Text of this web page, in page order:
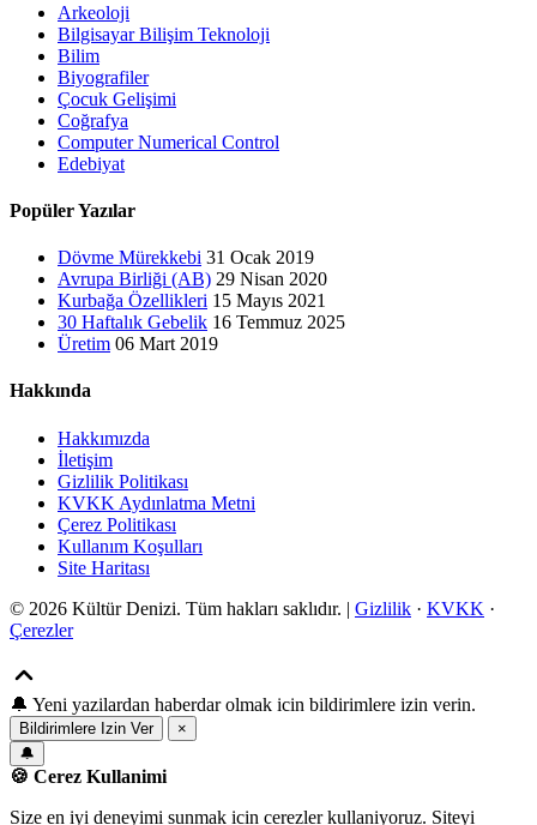
Arkeoloji
Bilgisayar Bilişim Teknoloji
Bilim
Biyografiler
Çocuk Gelişimi
Coğrafya
Computer Numerical Control
Edebiyat
Popüler Yazılar
Dövme Mürekkebi 31 Ocak 2019
Avrupa Birliği (AB) 29 Nisan 2020
Kurbağa Özellikleri 15 Mayıs 2021
30 Haftalık Gebelik 16 Temmuz 2025
Üretim 06 Mart 2019
Hakkında
Hakkımızda
İletişim
Gizlilik Politikası
KVKK Aydınlatma Metni
Çerez Politikası
Kullanım Koşulları
Site Haritası
© 2026 Kültür Denizi. Tüm hakları saklıdır. | Gizlilik · KVKK ·
Çerezler
🔔 Yeni yazilardan haberdar olmak icin bildirimlere izin verin.
Bildirimlere Izin Ver
×
🔔
🍪 Cerez Kullanimi
Size en iyi deneyimi sunmak icin cerezler kullaniyoruz. Siteyi